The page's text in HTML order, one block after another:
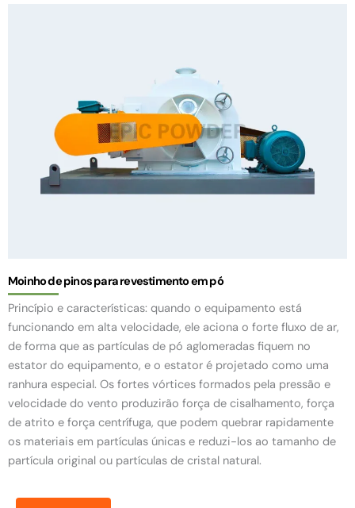
Moinho de pinos para revestimento em pó
Princípio e características: quando o equipamento está
funcionando em alta velocidade, ele aciona o forte fluxo de ar,
de forma que as partículas de pó aglomeradas fiquem no
estator do equipamento, e o estator é projetado como uma
ranhura especial. Os fortes vórtices formados pela pressão e
velocidade do vento produzirão força de cisalhamento, força
de atrito e força centrífuga, que podem quebrar rapidamente
os materiais em partículas únicas e reduzi-los ao tamanho de
partícula original ou partículas de cristal natural.